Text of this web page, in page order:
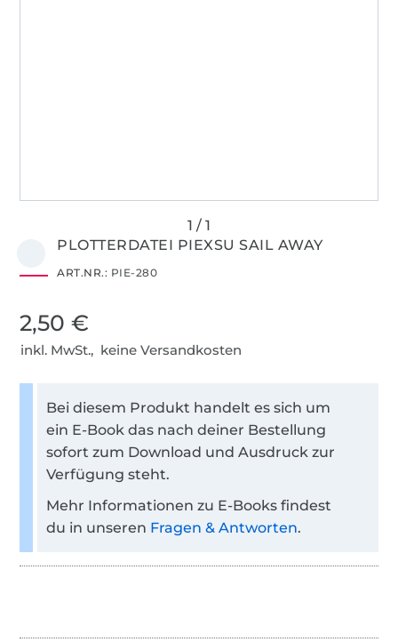
PLOTTERDATEI PIEXSU SAIL AWAY
ART.NR.: PIE-280
2,50 €
inkl. MwSt., keine Versandkosten
Bei diesem Produkt handelt es sich um
ein E-Book das nach deiner Bestellung
sofort zum Download und Ausdruck zur
Verfügung steht.
Mehr Informationen zu E-Books findest
du in unseren Fragen & Antworten.